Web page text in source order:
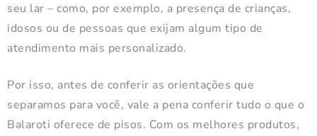
seu lar – como, por exemplo, a presença de crianças,
idosos ou de pessoas que exijam algum tipo de
atendimento mais personalizado.
Por isso, antes de conferir as orientações que
separamos para você, vale a pena conferir tudo o que o
Balaroti oferece de pisos. Com os melhores produtos,